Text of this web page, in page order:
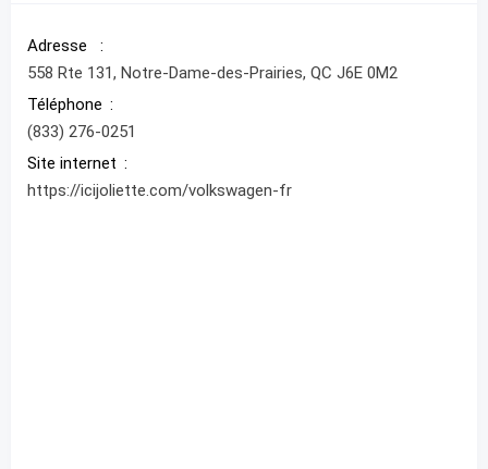
Adresse
558 Rte 131, Notre-Dame-des-Prairies, QC J6E 0M2
Téléphone
(833) 276-0251
Site internet
https://icijoliette.com/volkswagen-fr